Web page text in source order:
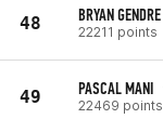
48 BRYAN GENDRE
22211 points
49 PASCAL MANI
22469 points